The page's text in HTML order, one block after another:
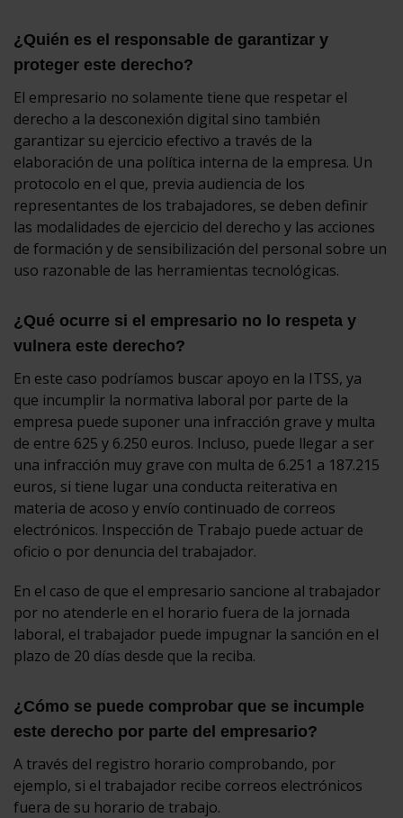
¿Quién es el responsable de garantizar y
proteger este derecho?
El empresario no solamente tiene que respetar el
derecho a la desconexión digital sino también
garantizar su ejercicio efectivo a través de la
elaboración de una política interna de la empresa. Un
protocolo en el que, previa audiencia de los
representantes de los trabajadores, se deben definir
las modalidades de ejercicio del derecho y las acciones
de formación y de sensibilización del personal sobre un
uso razonable de las herramientas tecnológicas.
¿Qué ocurre si el empresario no lo respeta y
vulnera este derecho?
En este caso podríamos buscar apoyo en la ITSS, ya
que incumplir la normativa laboral por parte de la
empresa puede suponer una infracción grave y multa
de entre 625 y 6.250 euros. Incluso, puede llegar a ser
una infracción muy grave con multa de 6.251 a 187.215
euros, si tiene lugar una conducta reiterativa en
materia de acoso y envío continuado de correos
electrónicos. Inspección de Trabajo puede actuar de
oficio o por denuncia del trabajador.
En el caso de que el empresario sancione al trabajador
por no atenderle en el horario fuera de la jornada
laboral, el trabajador puede impugnar la sanción en el
plazo de 20 días desde que la reciba.
¿Cómo se puede comprobar que se incumple
este derecho por parte del empresario?
A través del registro horario comprobando, por
ejemplo, si el trabajador recibe correos electrónicos
fuera de su horario de trabajo.